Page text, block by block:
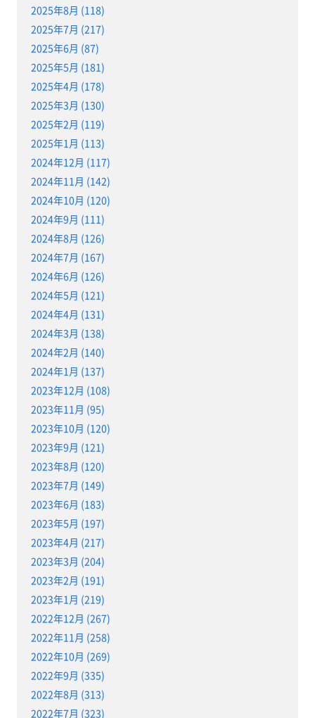
2025年8月 (118)
2025年7月 (217)
2025年6月 (87)
2025年5月 (181)
2025年4月 (178)
2025年3月 (130)
2025年2月 (119)
2025年1月 (113)
2024年12月 (117)
2024年11月 (142)
2024年10月 (120)
2024年9月 (111)
2024年8月 (126)
2024年7月 (167)
2024年6月 (126)
2024年5月 (121)
2024年4月 (131)
2024年3月 (138)
2024年2月 (140)
2024年1月 (137)
2023年12月 (108)
2023年11月 (95)
2023年10月 (120)
2023年9月 (121)
2023年8月 (120)
2023年7月 (149)
2023年6月 (183)
2023年5月 (197)
2023年4月 (217)
2023年3月 (204)
2023年2月 (191)
2023年1月 (219)
2022年12月 (267)
2022年11月 (258)
2022年10月 (269)
2022年9月 (335)
2022年8月 (313)
2022年7月 (323)